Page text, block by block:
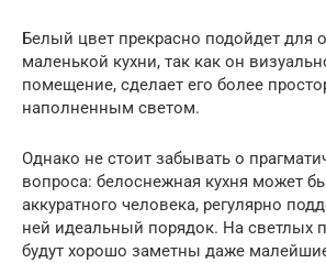
Белый цвет прекрасно подойдет для
маленькой кухни, так как он
помещение, сделает его более
наполненным светом.
Однако не стоит забывать о
вопроса: белоснежная кухня может
аккуратного человека, регулярно
ней идеальный порядок. На светлых
будут хорошо заметны даже